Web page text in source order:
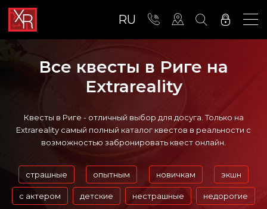
RU
Все квесты в Риге на
Extrareality
Квесты в Риге - отличный выбор для досуга. Только на
Extrareality самый полный каталог квестов в реальности с
возможностью забронировать квест онлайн.
страшные опытным новичкам экшн
с актером детские нестрашные недорогие